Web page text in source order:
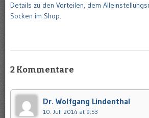
Details zu den Vorteilen, dem
Socken im Shop.
2 Kommentare
Dr. Wolfgang Lindenthal
10. Juli 2014 at 9:53